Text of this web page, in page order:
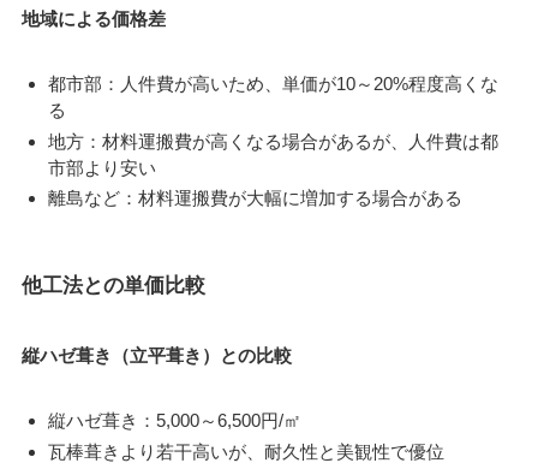
地域による価格差
都市部：人件費が高いため、単価が10～20%程度高くな
る
地方：材料運搬費が高くなる場合があるが、人件費は都
市部より安い
離島など：材料運搬費が大幅に増加する場合がある
他工法との単価比較
縦ハゼ葺き（立平葺き）との比較
縦ハゼ葺き：5,000～6,500円/㎡
瓦棒葺きより若干高いが、耐久性と美観性で優位